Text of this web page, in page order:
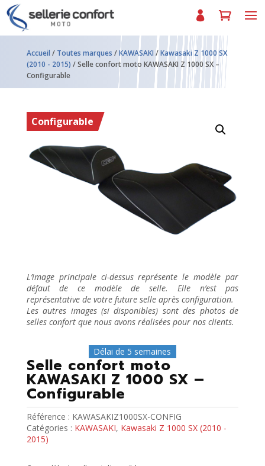
Accueil / Toutes marques /KAWASAKI /Kawasaki Z 1000 SX
(2010 - 2015) / Selle confort moto KAWASAKI Z 1000 SX –
Configurable
Configurable
L’image principale ci-dessus représente le modèle par
défaut de ce modèle de selle. Elle n’est pas
représentative de votre future selle après configuration.
Les autres images (si disponibles) sont des photos de
selles confort que nous avons réalisées pour nos clients.
Délai de 5 semaines
Selle confort moto
KAWASAKI Z 1000 SX –
Configurable
Référence : KAWASAKIZ1000SX-CONFIG
Catégories : KAWASAKI, Kawasaki Z 1000 SX (2010 -
2015)